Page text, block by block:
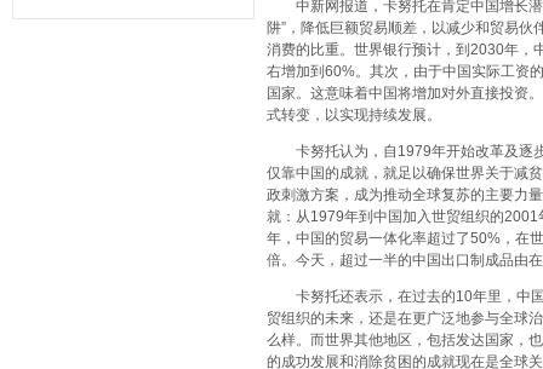
中新网报道，卡努托在肯定中国增长潜
阱”，降低巨额贸易顺差，以减少和贸易
消费的比重。世界银行预计，到2030年，
右增加到60%。其次，由于中国实际工资
国家。这意味着中国将增加对外直接投资
式转变，以实现持续发展。
卡努托认为，自1979年开始改革及逐步
仅靠中国的成就，就足以确保世界关于减
政刺激方案，成为推动全球复苏的主要力
就：从1979年到中国加入世贸组织的
年，中国的贸易一体化率超过了50%，在
倍。今天，超过一半的中国出口制成品由
卡努托还表示，在过去的10年里，中国
贸组织的未来，还是在更广泛地参与全球
么样。而世界其他地区，包括发达国家，
的成功发展和消除贫困的成就现在是全球